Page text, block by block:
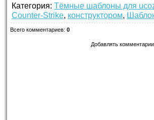
Категория: Тёмные шаблоны для
Counter-Strike, конструктором,
Всего комментариев: 0
Добавлять